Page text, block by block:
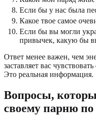
Если бы у нас была
Какое твое самое
Если бы вы могли
привычек, какую бы
Ответ менее важен, чем
заставляет вас
Это реальная информация.
Вопросы,
своему парню по